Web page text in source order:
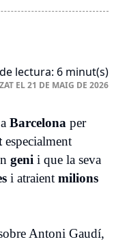
lectura: 6 minut(s)
EL21 DE MAIG DE 2026
a Barcelona per
especialment
geni i que la seva
i atraient milions
Antoni Gaudí,